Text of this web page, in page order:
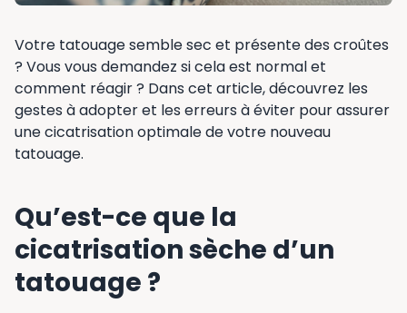
Votre tatouage semble sec et présente des croûtes
? Vous vous demandez si cela est normal et
comment réagir ? Dans cet article, découvrez les
gestes à adopter et les erreurs à éviter pour assurer
une cicatrisation optimale de votre nouveau
tatouage.
Qu’est-ce que la
cicatrisation sèche d’un
tatouage ?